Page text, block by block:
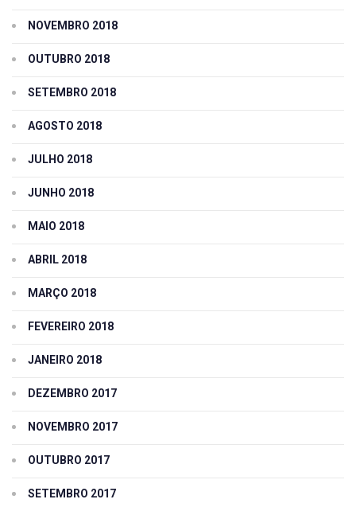
NOVEMBRO 2018
OUTUBRO 2018
SETEMBRO 2018
AGOSTO 2018
JULHO 2018
JUNHO 2018
MAIO 2018
ABRIL 2018
MARÇO 2018
FEVEREIRO 2018
JANEIRO 2018
DEZEMBRO 2017
NOVEMBRO 2017
OUTUBRO 2017
SETEMBRO 2017